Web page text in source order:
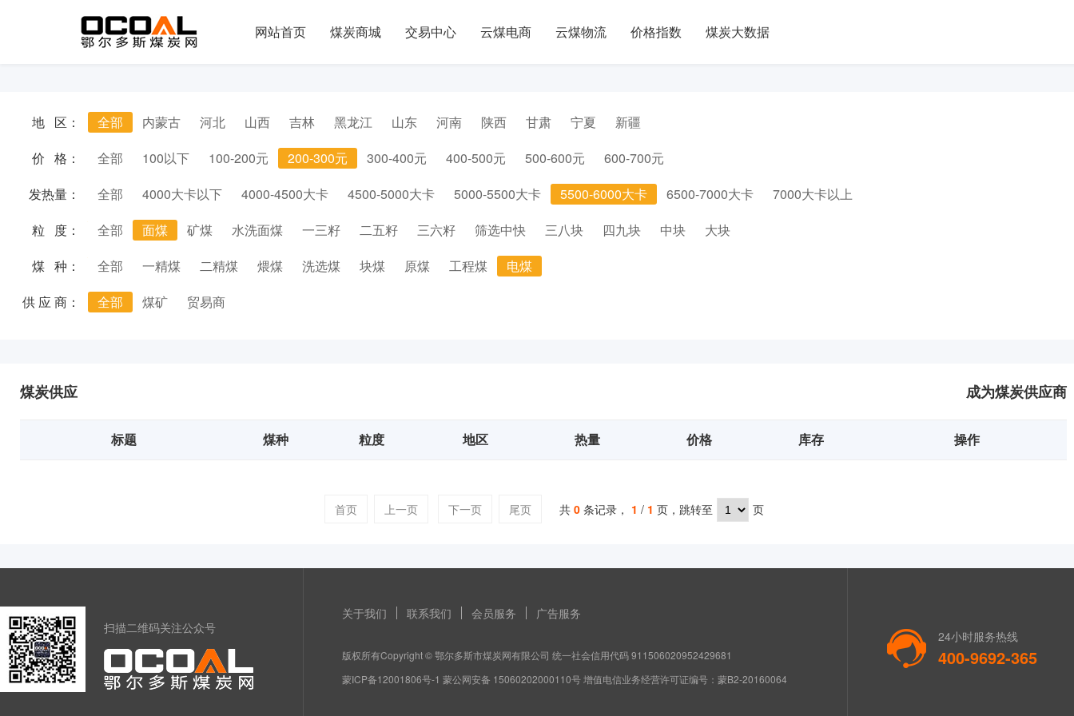
网站首页 煤炭商城 交易中心 云煤电商 云煤物流 价格指数 煤炭大数据
地 区： 全部 内蒙古 河北 山西 吉林 黑龙江 山东 河南 陕西 甘肃 宁夏
新疆
价 格：
全部 100以下 100-200元 200-300元 300-400元 400-500元 500-600元
600-700元
发热量：
全部 4000大卡以下 4000-4500大卡 4500-5000大卡 5000-5500大卡 5500-6000大卡 6500-7000大卡
7000大卡以上
粒 度：
全部 面煤 矿煤 水洗面煤 一三籽 二五籽 三六籽 筛选中快 三八块 四九块 中块
大块
煤 种：
全部 一精煤 二精煤 煨煤 洗选煤 块煤 原煤 工程煤
电煤
供 应 商：
全部 煤矿 贸易商
成为煤炭供应商
煤炭供应
标题 煤种 粒度 地区 热量 价格 库存 操作
首页 上一页 下一页 尾页 共 0 条记录， 1 / 1 页，跳转至 页
扫描二维码关注公众号
关于我们 联系我们 会员服务 广告服务
版权所有Copyright © 鄂尔多斯市煤炭网有限公司 统一社会信用代码 911506020952429681
蒙ICP备12001806号-1 蒙公网安备 15060202000110号 增值电信业务经营许可证编号：蒙B2-20160064
24小时服务热线
400-9692-365